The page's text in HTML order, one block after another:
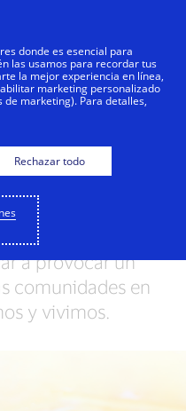
+ Posibilidades
un
nuestra marca, la
y la voz
a provocar un
comunidades en
y vivimos.
donde es esencial para
las usamos para recordar tus
la mejor experiencia en línea,
marketing personalizado
marketing). Para detalles,
Rechazar todo